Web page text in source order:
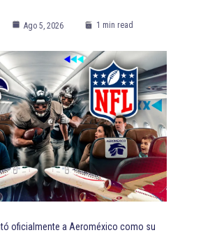
Ago 5, 2026 1 min read
oficialmente a Aeroméxico como su